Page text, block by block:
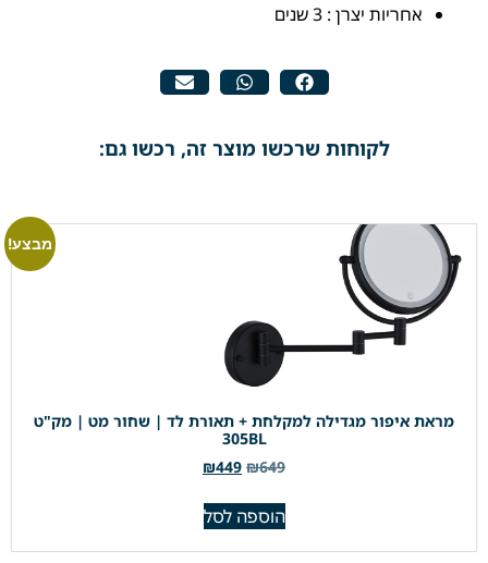
אחריות יצרן : 3 שנים
לקוחות שרכשו מוצר זה, רכשו גם:
מבצע!
מראת איפור מגדילה למקלחת + תאורת לד | שחור מט | מק"ט
305BL
₪649
₪449
הוספה לסל